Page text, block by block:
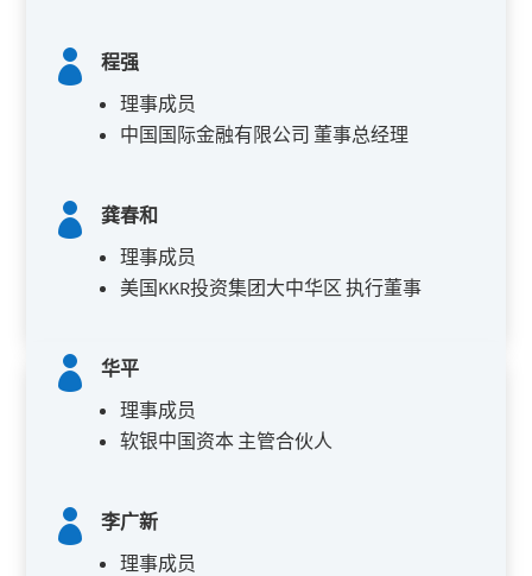

程强
理事成员
中国国际金融有限公司 董事总经理

龚春和
理事成员
美国KKR投资集团大中华区 执行董事

华平
理事成员
软银中国资本 主管合伙人

李广新
理事成员